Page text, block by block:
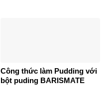
Công thức làm Pudding với
bột puding BARISMATE